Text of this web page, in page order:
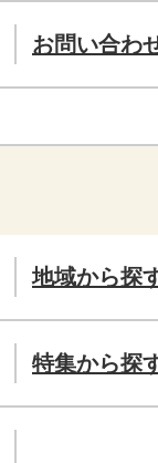
お問い合わ
地域から探
特集から探